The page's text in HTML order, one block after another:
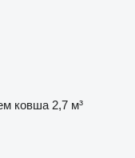
ковша 2,7 м³